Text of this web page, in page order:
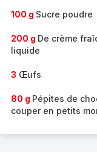
100 g Sucre poudre
200 g De crème
liquide
3 Œufs
80 g Pépites de
couper en petits